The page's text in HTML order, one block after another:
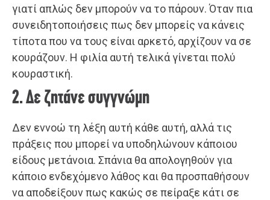
γιατί απλώς δεν μπορούν να το πάρουν. Όταν πια
συνειδητοποιήσεις πως δεν μπορείς να κάνεις
τίποτα που να τους είναι αρκετό, αρχίζουν να σε
κουράζουν. Η φιλία αυτή τελικά γίνεται πολύ
κουραστική.
2. Δε ζητάνε συγγνώμη
Δεν εννοώ τη λέξη αυτή κάθε αυτή, αλλά τις
πράξεις που μπορεί να υποδηλώνουν κάποιου
είδους μετάνοια. Σπάνια θα απολογηθούν για
κάποιο ενδεχόμενο λάθος και θα προσπαθήσουν
να αποδείξουν πως κακώς σε πείραξε κάτι σε